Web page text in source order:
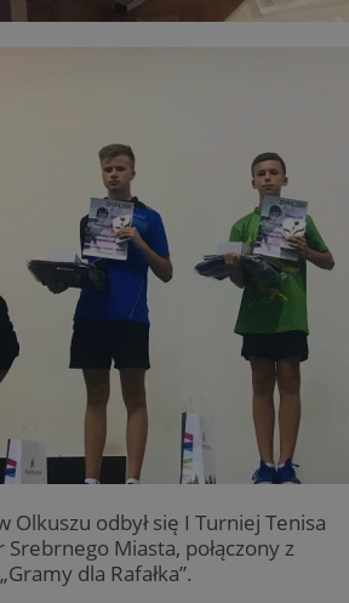
Olkuszu odbył się I Turniej Tenisa
Srebrnego Miasta, połączony z
dla Rafałka”.